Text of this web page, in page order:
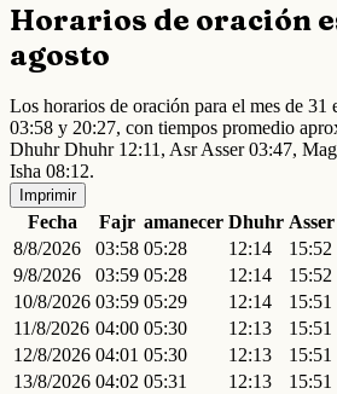
Horarios de oración
agosto
Los horarios de oración para el mes de 31
03:58 y 20:27, con tiempos promedio
Dhuhr Dhuhr 12:11, Asr Asser 03:47,
Isha 08:12.
Imprimir
Fecha Fajr amanecer Dhuhr Asser
8/8/2026
03:58 05:28 12:14 15:52
9/8/2026
03:59 05:28 12:14 15:52
10/8/2026 03:59 05:29 12:14 15:51
11/8/2026 04:00 05:30 12:13 15:51
12/8/2026 04:01 05:30 12:13 15:51
13/8/2026 04:02 05:31 12:13 15:51